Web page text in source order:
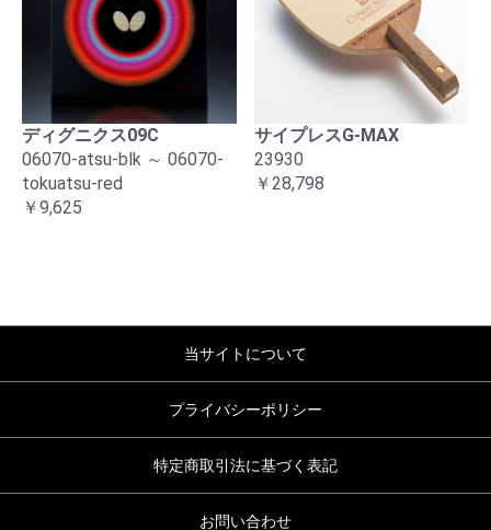
ディグニクス09C
06070-atsu-blk ～ 06070-
tokuatsu-red
￥9,625
サイプレスG-MAX
23930
￥28,798
当サイトについて
プライバシーポリシー
特定商取引法に基づく表記
お問い合わせ